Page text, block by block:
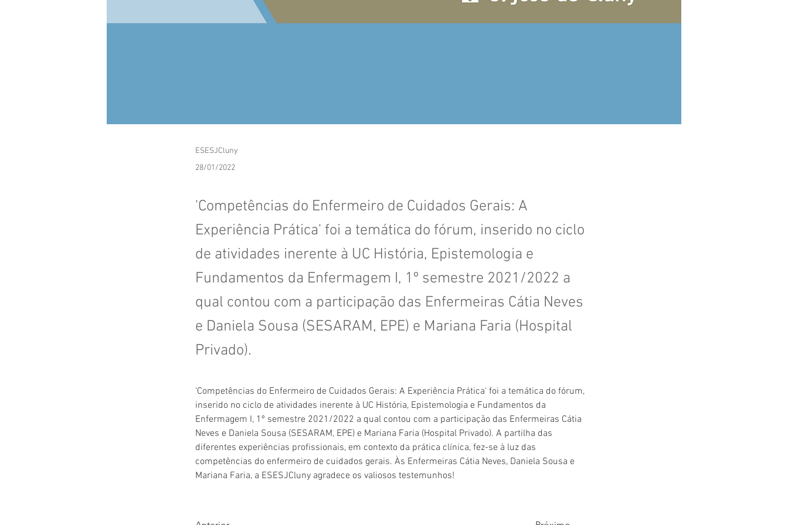
ESESJCluny
28/01/2022
'Competências do Enfermeiro de Cuidados Gerais: A
Experiência Prática' foi a temática do fórum, inserido no ciclo
de atividades inerente à UC História, Epistemologia e
Fundamentos da Enfermagem I, 1º semestre 2021/2022 a
qual contou com a participação das Enfermeiras Cátia Neves
e Daniela Sousa (SESARAM, EPE) e Mariana Faria (Hospital
Privado).
'Competências do Enfermeiro de Cuidados Gerais: A Experiência Prática' foi a temática do fórum,
inserido no ciclo de atividades inerente à UC História, Epistemologia e Fundamentos da
Enfermagem I, 1º semestre 2021/2022 a qual contou com a participação das Enfermeiras Cátia
Neves e Daniela Sousa (SESARAM, EPE) e Mariana Faria (Hospital Privado). A partilha das
diferentes experiências profissionais, em contexto da prática clínica, fez-se à luz das
competências do enfermeiro de cuidados gerais. Às Enfermeiras Cátia Neves, Daniela Sousa e
Mariana Faria, a ESESJCluny agradece os valiosos testemunhos!